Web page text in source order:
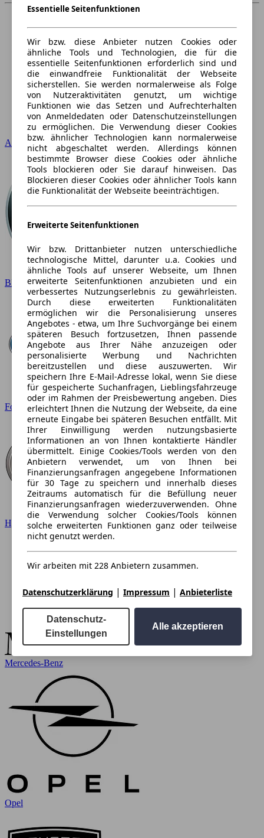
Audi
BMW
Ford
Hyundai
Mercedes-Benz
Opel
Essentielle Seitenfunktionen
Wir bzw. diese Anbieter nutzen Cookies oder
ähnliche Tools und Technologien, die für die
essentielle Seitenfunktionen erforderlich sind und
die einwandfreie Funktionalität der Webseite
sicherstellen. Sie werden normalerweise als Folge
von Nutzeraktivitäten genutzt, um wichtige
Funktionen wie das Setzen und Aufrechterhalten
von Anmeldedaten oder Datenschutzeinstellungen
zu ermöglichen. Die Verwendung dieser Cookies
bzw. ähnlicher Technologien kann normalerweise
nicht abgeschaltet werden. Allerdings können
bestimmte Browser diese Cookies oder ähnliche
Tools blockieren oder Sie darauf hinweisen. Das
Blockieren dieser Cookies oder ähnlicher Tools kann
die Funktionalität der Webseite beeinträchtigen.
Erweiterte Seitenfunktionen
Wir bzw. Drittanbieter nutzen unterschiedliche
technologische Mittel, darunter u.a. Cookies und
ähnliche Tools auf unserer Webseite, um Ihnen
erweiterte Seitenfunktionen anzubieten und ein
verbessertes Nutzungserlebnis zu gewährleisten.
Durch diese erweiterten Funktionalitäten
ermöglichen wir die Personalisierung unseres
Angebotes - etwa, um Ihre Suchvorgänge bei einem
späteren Besuch fortzusetzen, Ihnen passende
Angebote aus Ihrer Nähe anzuzeigen oder
personalisierte Werbung und Nachrichten
bereitzustellen und diese auszuwerten. Wir
speichern Ihre E-Mail-Adresse lokal, wenn Sie diese
für gespeicherte Suchanfragen, Lieblingsfahrzeuge
oder im Rahmen der Preisbewertung angeben. Dies
erleichtert Ihnen die Nutzung der Webseite, da eine
erneute Eingabe bei späteren Besuchen entfällt. Mit
Ihrer Einwilligung werden nutzungsbasierte
Informationen an von Ihnen kontaktierte Händler
übermittelt. Einige Cookies/Tools werden von den
Anbietern verwendet, um von Ihnen bei
Finanzierungsanfragen angegebene Informationen
für 30 Tage zu speichern und innerhalb dieses
Zeitraums automatisch für die Befüllung neuer
Finanzierungsanfragen wiederzuverwenden. Ohne
die Verwendung solcher Cookies/Tools können
solche erweiterten Funktionen ganz oder teilweise
nicht genutzt werden.
Wir arbeiten mit 228 Anbietern zusammen.
Datenschutzerklärung | Impressum | Anbieterliste
Datenschutz-
Einstellungen
Alle akzeptieren